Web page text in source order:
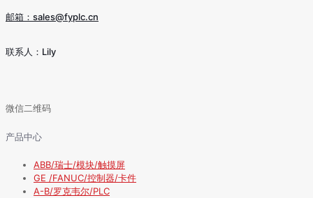
邮箱：sales@fyplc.cn
联系人：Lily
微信二维码
产品中心
ABB/瑞士/模块/触摸屏
GE /FANUC/控制器/卡件
A-B/罗克韦尔/PLC